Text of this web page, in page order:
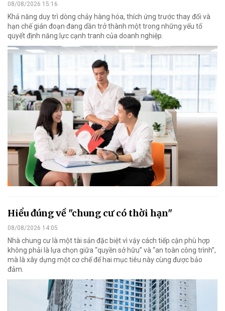
08/08/2026 15:16
Khả năng duy trì dòng chảy hàng hóa, thích ứng trước thay đổi và
hạn chế gián đoạn đang dần trở thành một trong những yếu tố
quyết định năng lực cạnh tranh của doanh nghiệp.
Hiểu đúng về "chung cư có thời hạn"
08/08/2026 14:05
Nhà chung cư là một tài sản đặc biệt vì vậy cách tiếp cận phù hợp
không phải là lựa chọn giữa “quyền sở hữu” và “an toàn công trình”,
mà là xây dựng một cơ chế để hai mục tiêu này cùng được bảo
đảm.